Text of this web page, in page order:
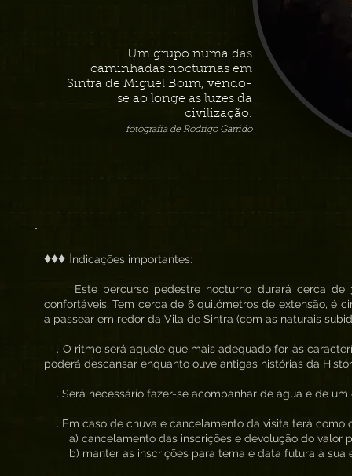
Um grupo numa das
caminhadas nocturnas em
Sintra de Miguel Boim, vendo-
se ao longe as luzes da
civilização.
fotografia de Rodrigo Garrido
♦♦♦ Indicações importantes:
. Este percurso pedestre nocturno durará cerca de
confortáveis. Tem cerca de 6 quilómetros de extensão, é
a passear em redor da Vila de Sintra (com as naturais
. O ritmo será aquele que mais adequado for às
poderá descansar enquanto ouve antigas histórias da
. Será necessário fazer-se acompanhar de água e de um
. Em caso de chuva e cancelamento da visita terá como
a) cancelamento das inscrições e devolução do valor
b) manter as inscrições para tema e data futura à sua